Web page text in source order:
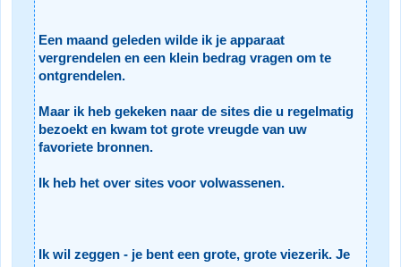
Een maand geleden wilde ik je apparaat
vergrendelen en een klein bedrag vragen om te
ontgrendelen.
Maar ik heb gekeken naar de sites die u regelmatig
bezoekt en kwam tot grote vreugde van uw
favoriete bronnen.
Ik heb het over sites voor volwassenen.
Ik wil zeggen - je bent een grote, grote viezerik. Je